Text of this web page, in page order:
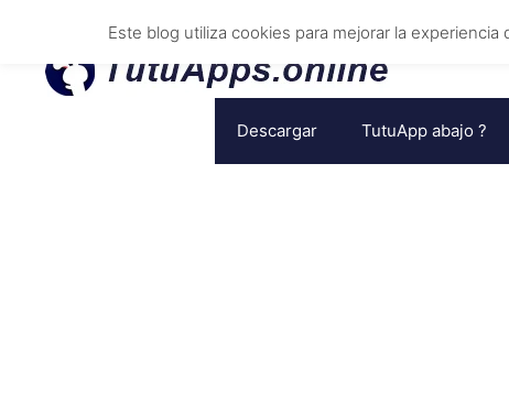
contenido
Descargar TutuApp abajo ?
Este blog utiliza cookies para mejorar la